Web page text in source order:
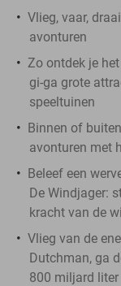
Vlieg, vaar,
avonturen
Zo ontdek je
gi-ga grote
speeltuinen
Binnen of
avonturen met
Beleef een
De Windjager:
kracht van de
Vlieg van de
Dutchman, ga
800 miljard